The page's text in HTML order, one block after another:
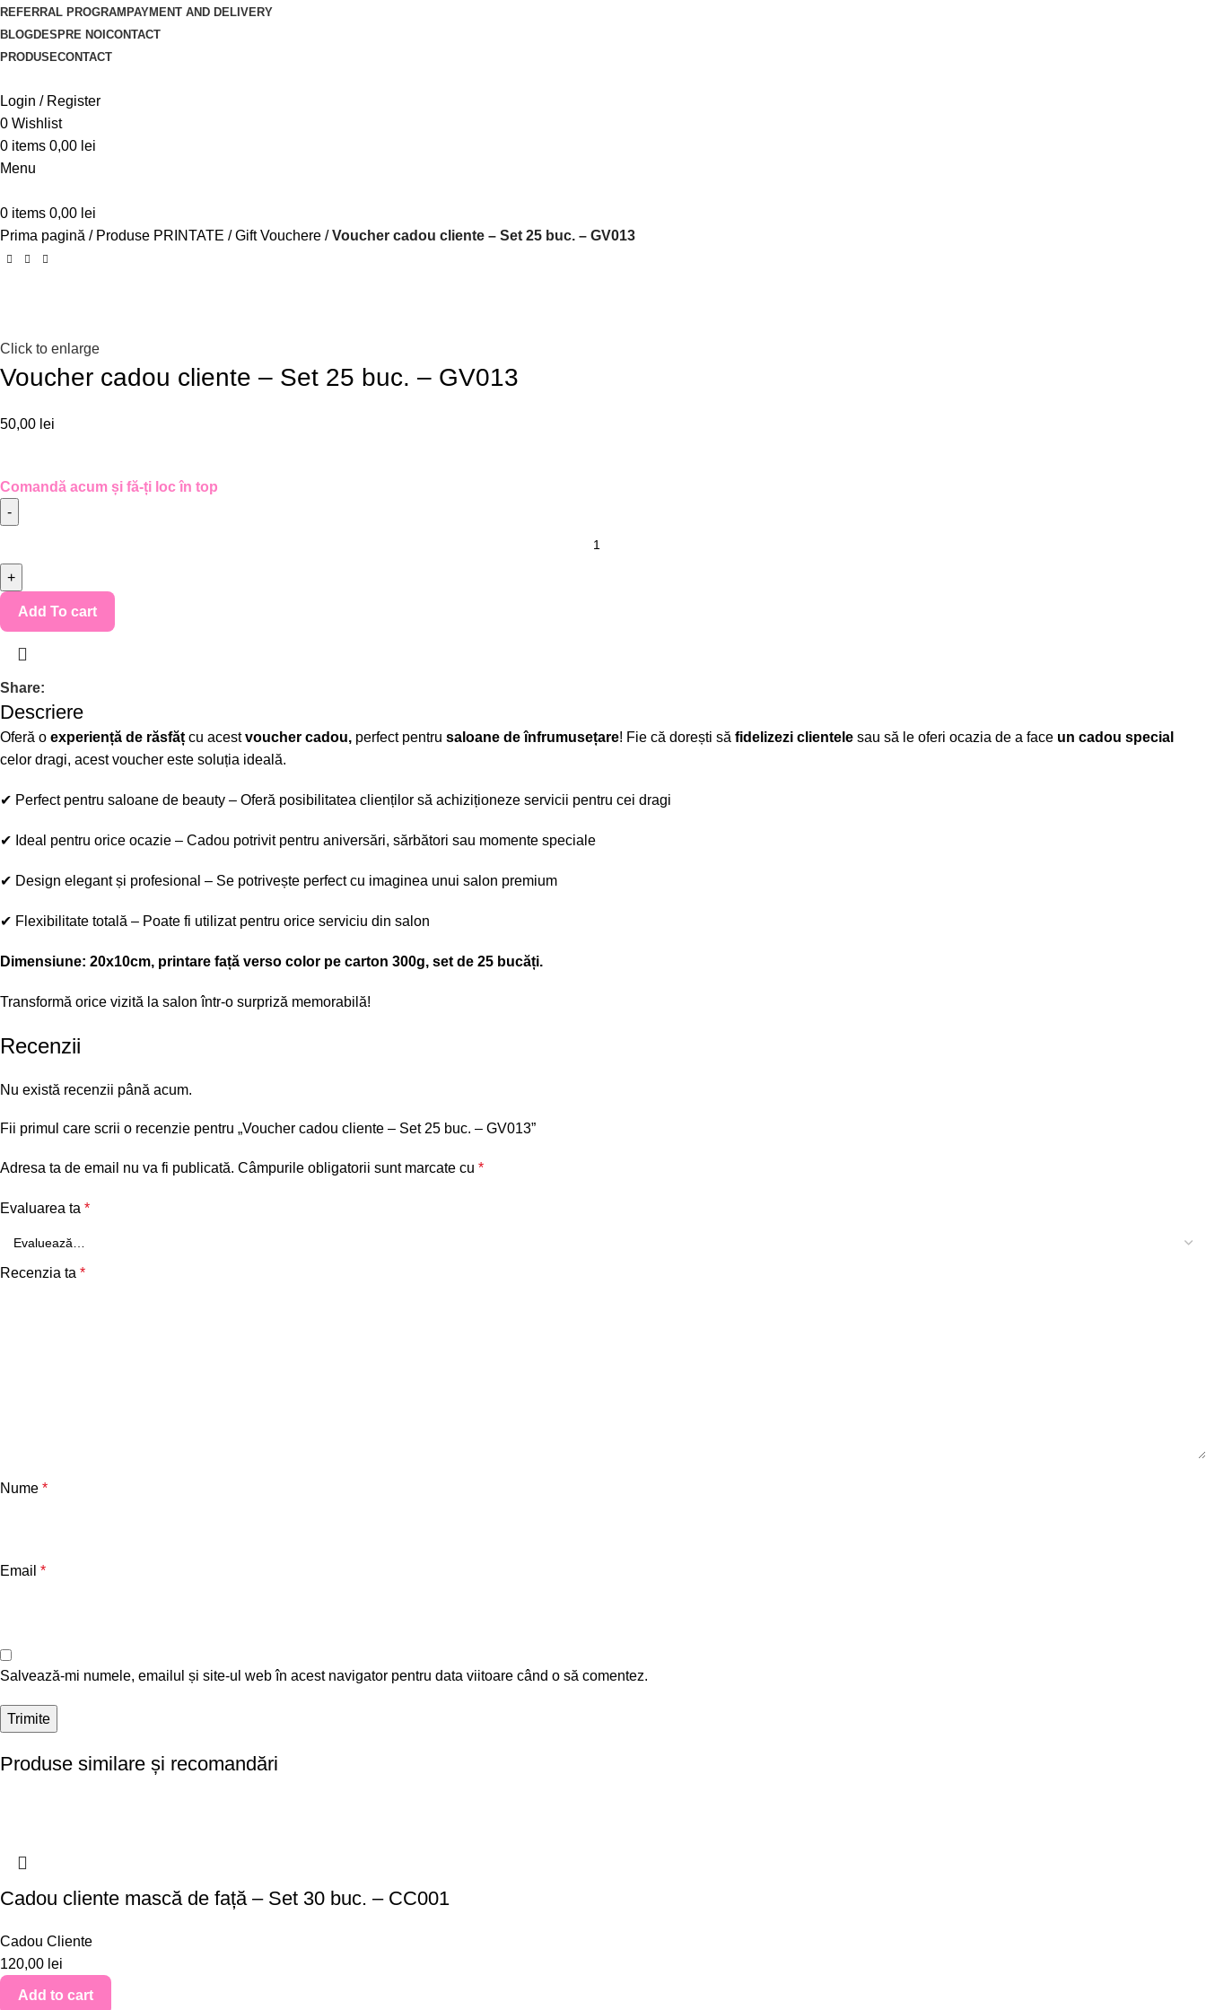
REFERRAL PROGRAM PAYMENT AND DELIVERY
BLOGDESPRE NOI CONTACT
PRODUSECONTACT
Login / Register
0 Wishlist
0 items 0,00 lei
Menu
0 items 0,00 lei
Prima pagină
Produse PRINTATE Gift Vouchere Voucher cadou cliente – Set 25 buc. – GV013
Click to enlarge
Voucher cadou cliente – Set 25 buc. – GV013
50,00 lei
Comandă acum și fă-ți loc în top
Add To cart
Share:
Descriere
Oferă o experiență de răsfăț cu acestvoucher cadou, perfect pentru saloane de înfrumusețare! Fie că dorești să fidelizezi clientele sau să le oferi ocazia de a face un cadou special
celor dragi, acest voucher este soluția ideală.
✔ Perfect pentru saloane de beauty – Oferă posibilitatea clienților să achiziționeze servicii pentru cei dragi
✔ Ideal pentru orice ocazie – Cadou potrivit pentru aniversări, sărbători sau momente speciale
✔ Design elegant și profesional – Se potrivește perfect cu imaginea unui salon premium
✔ Flexibilitate totală – Poate fi utilizat pentru orice serviciu din salon
Dimensiune: 20x10cm, printare față verso color pe carton 300g, set de 25 bucăți.
Transformă orice vizită la salon într-o surpriză memorabilă!
Recenzii
Nu există recenzii până acum.
Fii primul care scrii o recenzie pentru „Voucher cadou cliente – Set 25 buc. – GV013”
Adresa ta de email nu va fi publicată. Câmpurile obligatorii sunt marcate cu *
Evaluarea ta *
Recenzia ta *
Nume *
Email *
Salvează-mi numele, emailul și site-ul web în acest navigator pentru data viitoare când o să comentez.
Produse similare și recomandări
Cadou cliente mască de față – Set 30 buc. – CC001
Cadou Cliente
120,00 lei
Add to cart